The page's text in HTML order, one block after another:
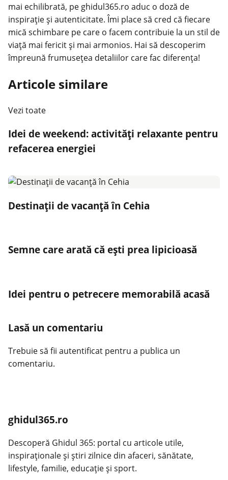
mai echilibrată, pe ghidul365.ro aduc o doză de
inspirație și autenticitate. Îmi place să cred că fiecare
mică schimbare pe care o facem contribuie la un stil de
viață mai fericit și mai armonios. Hai să descoperim
împreună frumusețea detaliilor care fac diferența!
Articole similare
Vezi toate
Idei de weekend: activități relaxante pentru
refacerea energiei
Destinații de vacanță în Cehia
Semne care arată că ești prea lipicioasă
Idei pentru o petrecere memorabilă acasă
Lasă un comentariu
Trebuie să fii autentificat pentru a publica un
comentariu.
ghidul365.ro
Descoperă Ghidul 365: portal cu articole utile,
inspiraționale și știri zilnice din afaceri, sănătate,
lifestyle, familie, educație și sport.